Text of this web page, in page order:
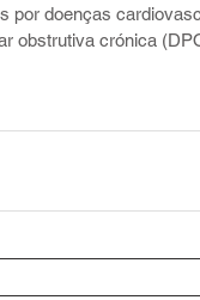
por doenças
obstrutiva crónica